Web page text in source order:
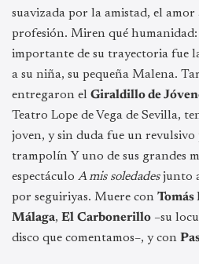
suavizada por la amistad, el amor
profesión. Miren qué humanidad:
importante de su trayectoria fue
a su niña, su pequeña Malena.
entregaron el Giraldillo de
Teatro Lope de Vega de Sevilla,
joven, y sin duda fue un
trampolín Y uno de sus grandes
espectáculo A mis soledadesjunto
por seguiriyas. Muere con Tomás
Málaga, El Carbonerillo –su
disco que comentamos–, y con